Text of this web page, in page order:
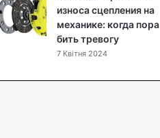
износа сцепления на
механике: когда пора
бить тревогу
7 Квітня 2024